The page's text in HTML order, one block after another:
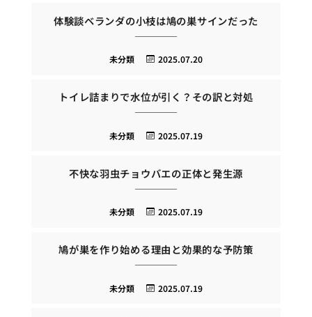
体験談ベランダの小枝は鳩の巣サインだった
2025.07.20
未分類
トイレ詰まりで水位が引く？その訳と対処
2025.07.19
未分類
不快な羽虫チョウバエの正体と発生源
2025.07.19
未分類
鳩が巣を作り始める理由と効果的な予防策
2025.07.19
未分類